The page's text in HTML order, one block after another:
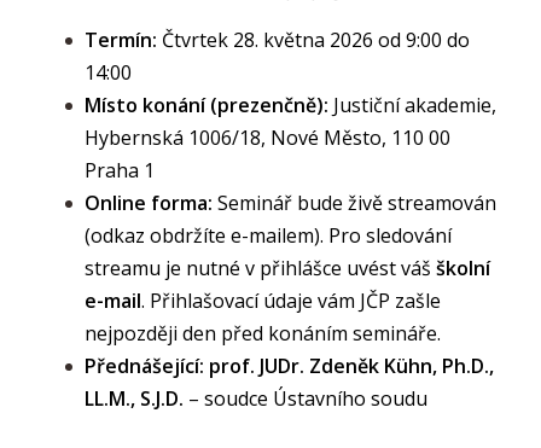
Termín: Čtvrtek 28. května 2026 od 9:00 do
14:00
Místo konání (prezenčně): Justiční akademie,
Hybernská 1006/18, Nové Město, 110 00
Praha 1
Online forma: Seminář bude živě streamován
(odkaz obdržíte e-mailem). Pro sledování
streamu je nutné v přihlášce uvést vášškolní
e-mail. Přihlašovací údaje vám JČP zašle
nejpozději den před konáním semináře.
Přednášející: prof. JUDr. Zdeněk Kühn, Ph.D.,
LL.M., S.J.D. – soudce Ústavního soudu